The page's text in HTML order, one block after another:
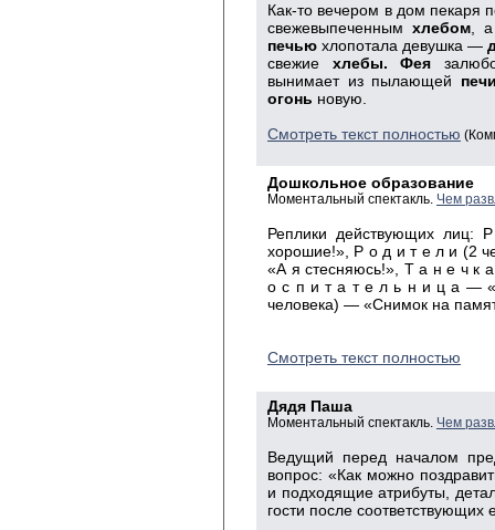
Как-то вечером в дом пекаря
свежевыпеченным хлебом, а
печью хлопотала девушка —
свежие хлебы. Фея
вынимает из пылающей
огонь новую.
Смотреть текст полностью
Дошкольное образование
Моментальный спектакль. Чем
Реплики действующих
хорошие!», Р о д и т е л и (2
«А я стесняюсь!», Т а н е ч к
о с п и т а т е л ь н и ц а —
человека) — «Снимок на
Смотреть текст полностью
Дядя Паша
Моментальный спектакль. Чем
Ведущий перед началом
вопрос: «Как можно
и подходящие атрибуты,
гости после соответствующих